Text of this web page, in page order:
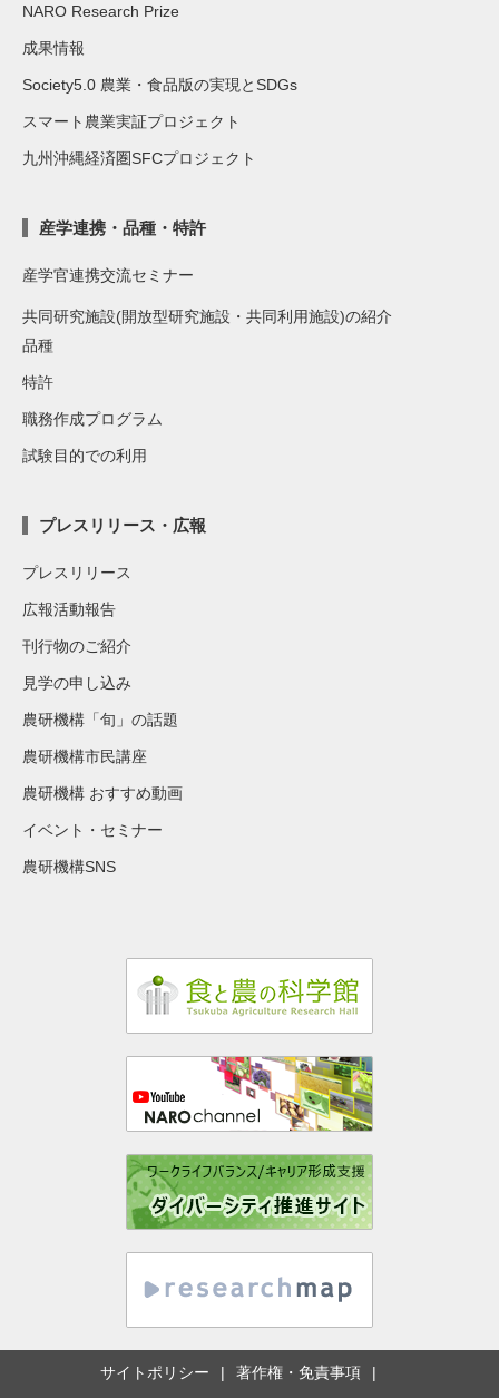
NARO Research Prize
成果情報
Society5.0 農業・食品版の実現とSDGs
スマート農業実証プロジェクト
九州沖縄経済圏SFCプロジェクト
産学連携・品種・特許
産学官連携交流セミナー
共同研究施設(開放型研究施設・共同利用施設)の紹介
品種
特許
職務作成プログラム
試験目的での利用
プレスリリース・広報
プレスリリース
広報活動報告
刊行物のご紹介
見学の申し込み
農研機構「旬」の話題
農研機構市民講座
農研機構 おすすめ動画
イベント・セミナー
農研機構SNS
サイトポリシー 著作権・免責事項